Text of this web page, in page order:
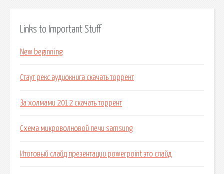
Links to Important Stuff
New beginning
Стаут рекс аудиокнига скачать торрент
За холмами 2012 скачать торрент
Схема микроволновой печи samsung
Итоговый слайд презентации powerpoint это слайд